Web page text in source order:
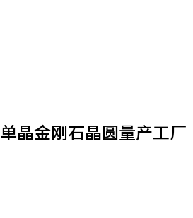
晶金刚石晶圆量产工厂